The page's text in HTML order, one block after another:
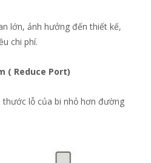
lớn, ảnh hưởng đến thiết kế,
chi phí.
( Reduce Port)
thước lỗ của bi nhỏ hơn đường